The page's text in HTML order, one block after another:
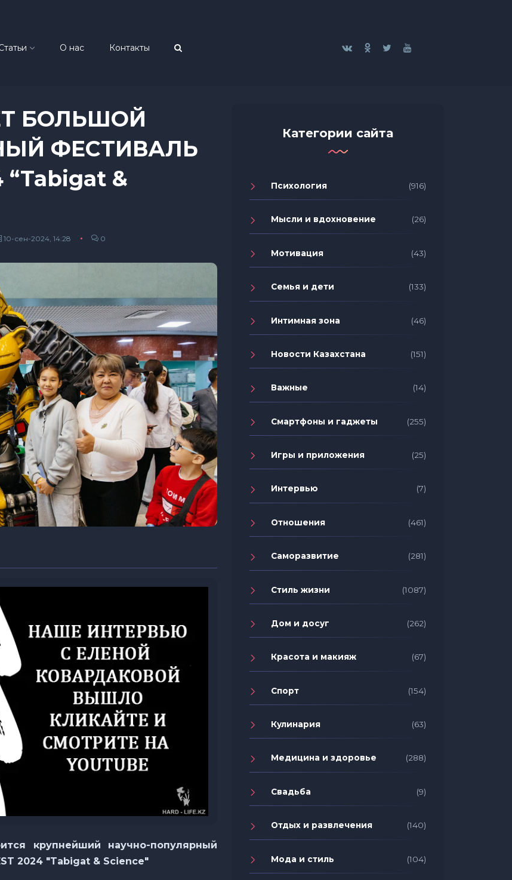
О нас Контакты
БОЛЬШОЙ
ФЕСТИВАЛЬ
“Tabigat &
10-сен-2024, 14:28 0
крупнейший научно-популярный
2024 "Tabigat & Science"
Категории сайта
Психология (916)
Мысли и вдохновение (26)
Мотивация (43)
Семья и дети (133)
Интимная зона (46)
Новости Казахстана (151)
Важные (14)
Смартфоны и гаджеты (255)
Игры и приложения (25)
Интервью (7)
Отношения (461)
Саморазвитие (281)
Стиль жизни (1087)
Дом и досуг (262)
Красота и макияж (67)
Спорт (154)
Кулинария (63)
Медицина и здоровье (288)
Свадьба (9)
Отдых и развлечения (140)
Мода и стиль (104)